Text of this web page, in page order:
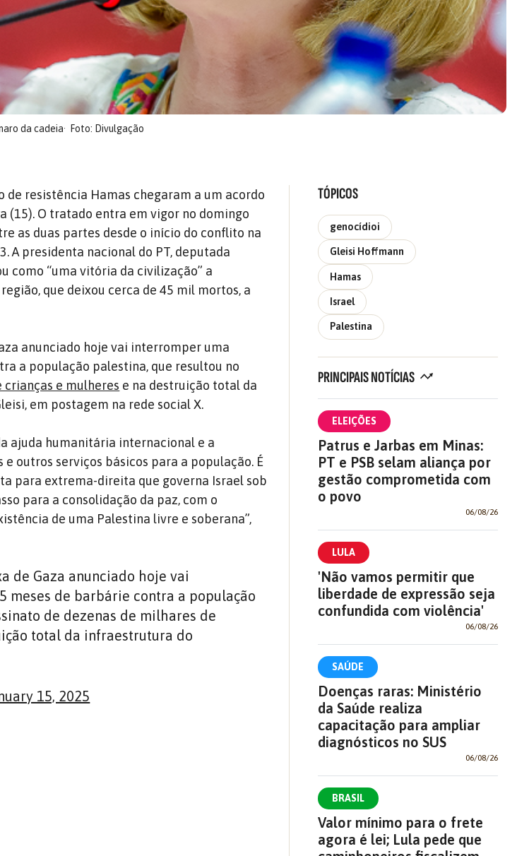
da cadeia Foto: Divulgação
de resistência Hamas chegaram a um acordo
(15). O tratado entra em vigor no domingo
as duas partes desde o início do conflito na
A presidenta nacional do PT, deputada
como “uma vitória da civilização” a
que deixou cerca de 45 mil mortos, a
anunciado hoje vai interromper uma
a população palestina, que resultou no
crianças e mulheres e na destruição total da
em postagem na rede social X.
ajuda humanitária internacional e a
outros serviços básicos para a população. É
para extrema-direita que governa Israel sob
para a consolidação da paz, com o
de uma Palestina livre e soberana”,
de Gaza anunciado hoje vai
meses de barbárie contra a população
de dezenas de milhares de
total da infraestrutura do
15, 2025
TÓPICOS
genocídioi
Gleisi Hoffmann
Hamas
Israel
Palestina
PRINCIPAIS NOTÍCIAS
ELEIÇÕES
Patrus e Jarbas em Minas:
PT e PSB selam aliança por
gestão comprometida com
o povo
06/08/26
LULA
'Não vamos permitir que
liberdade de expressão seja
confundida com violência'
06/08/26
SAÚDE
Doenças raras: Ministério
da Saúde realiza
capacitação para ampliar
diagnósticos no SUS
06/08/26
BRASIL
Valor mínimo para o frete
agora é lei; Lula pede que